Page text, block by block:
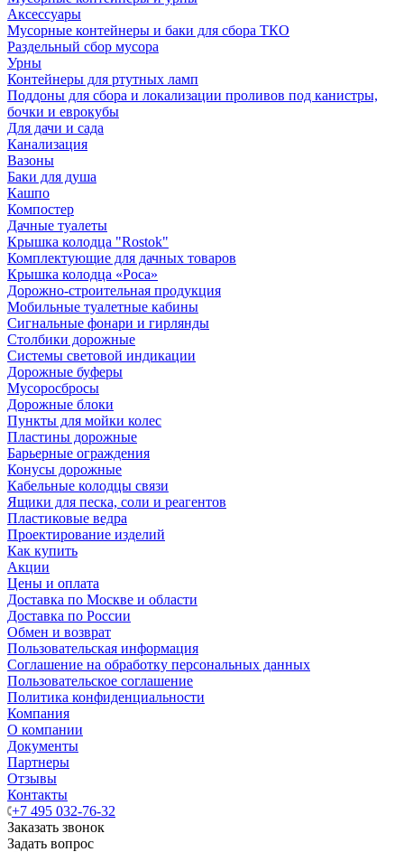
Аксессуары
Мусорные контейнеры и баки для сбора ТКО
Раздельный сбор мусора
Урны
Контейнеры для ртутных ламп
Поддоны для сбора и локализации проливов под канистры,
бочки и еврокубы
Для дачи и сада
Канализация
Вазоны
Баки для душа
Кашпо
Компостер
Дачные туалеты
Крышка колодца "Rostok"
Комплектующие для дачных товаров
Крышка колодца «Роса»
Дорожно-строительная продукция
Мобильные туалетные кабины
Сигнальные фонари и гирлянды
Столбики дорожные
Системы световой индикации
Дорожные буферы
Мусоросбросы
Дорожные блоки
Пункты для мойки колес
Пластины дорожные
Барьерные ограждения
Конусы дорожные
Кабельные колодцы связи
Ящики для песка, соли и реагентов
Пластиковые ведра
Проектирование изделий
Как купить
Акции
Цены и оплата
Доставка по Москве и области
Доставка по России
Обмен и возврат
Пользовательская информация
Соглашение на обработку персональных данных
Пользовательское соглашение
Политика конфиденциальности
Компания
О компании
Документы
Партнеры
Отзывы
Контакты
+7 495 032-76-32
Заказать звонок
Задать вопрос